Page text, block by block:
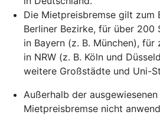
Die Mietpreisbremse gilt zum
Berliner Bezirke, für über 200
in Bayern (z. B. München), für
in NRW (z. B. Köln und
weitere Großstädte und Uni-
Außerhalb der
Mietpreisbremse nicht